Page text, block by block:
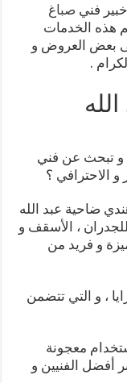
فنيصباغ
هذه الخدمات
بعض العروض و
.
و تبحث عن فني
و الاحترافي ؟
ضاحية عبد الله
، الأسقف و
و فريد من
، و التي تتضمن
معجونة
أفضل الفنيين و